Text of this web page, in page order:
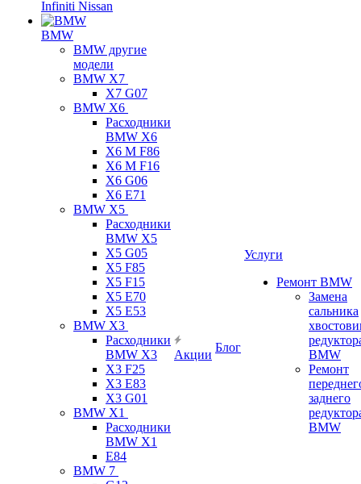
Infiniti Nissan
BMW
BMW другие
модели
BMW X7
X7 G07
BMW X6
Расходники
BMW X6
X6 M F86
X6 M F16
X6 G06
X6 E71
BMW X5
Расходники
BMW X5
X5 G05
X5 F85
X5 F15
X5 E70
X5 E53
BMW X3
Расходники
BMW X3
X3 F25
X3 E83
X3 G01
BMW X1
Расходники
BMW X1
E84
BMW 7
Акции
Блог
Услуги
Ремонт BMW
Замена
сальника
BMW
Ремонт
заднего
BMW